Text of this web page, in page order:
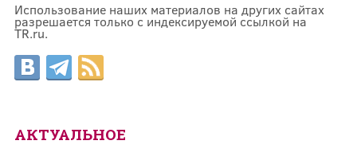
Использование наших материалов на других сайтах
разрешается только с индексируемой ссылкой на
TR.ru.
АКТУАЛЬНОЕ